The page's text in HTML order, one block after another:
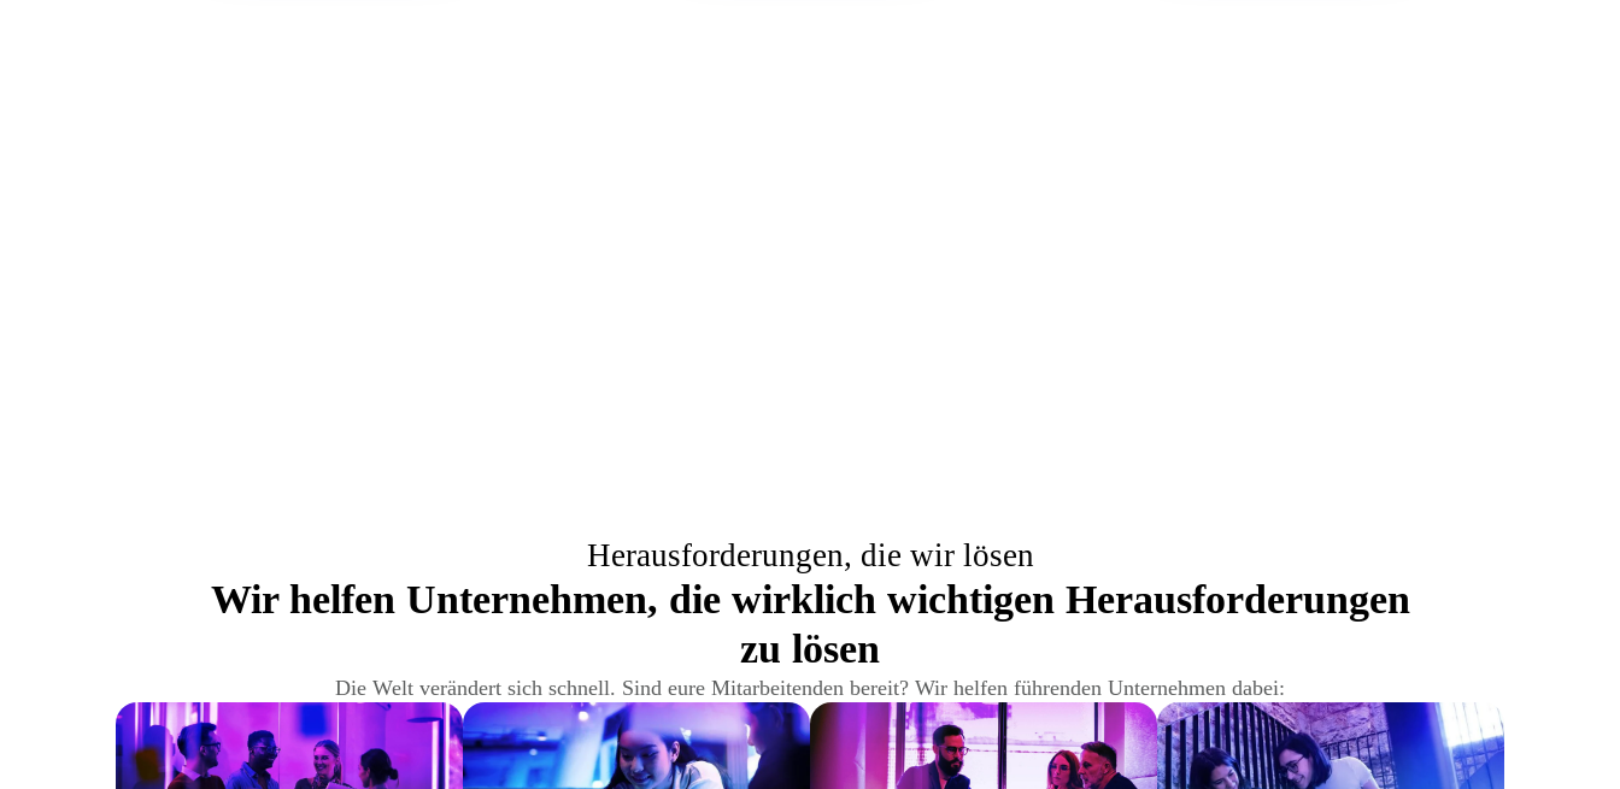
Herausforderungen, die wir lösen
Wir helfen Unternehmen, die wirklich wichtigen Herausforderungen
zu lösen
Die Welt verändert sich schnell. Sind eure Mitarbeitenden bereit? Wir helfen führenden Unternehmen dabei: